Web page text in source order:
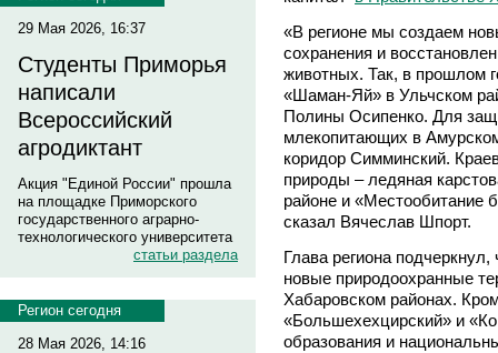
29 Мая 2026, 16:37
Студенты Приморья
написали
Всероссийский
агродиктант
Акция "Единой России" прошла
на площадке Приморского
государственного аграрно-
технологического университета
статьи раздела
Регион сегодня
28 Мая 2026, 14:16
«В регионе мы создаем
сохранения и
животных. Так, в прошлом
«Шаман-Яй» в Ульчском
Полины Осипенко. Для
млекопитающих в
коридор Симминский.
природы – ледяная
районе и «Местообитание
сказал Вячеслав Шпорт.
Глава региона
новые природоохранные
Хабаровском районах.
«Большехехцирский» и
образования и